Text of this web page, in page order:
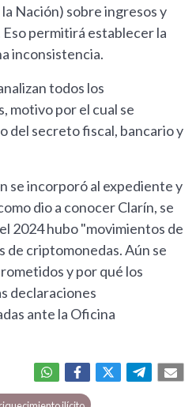
Nación) sobre ingresos y
permitirá establecer la
inconsistencia.
todos los
motivo por el cual se
del secreto fiscal, bancario y
se incorporó al expediente y
dio a conocer Clarín, se
2024 hubo "movimientos de
de criptomonedas. Aún se
y por qué los
declaraciones
ante la Oficina